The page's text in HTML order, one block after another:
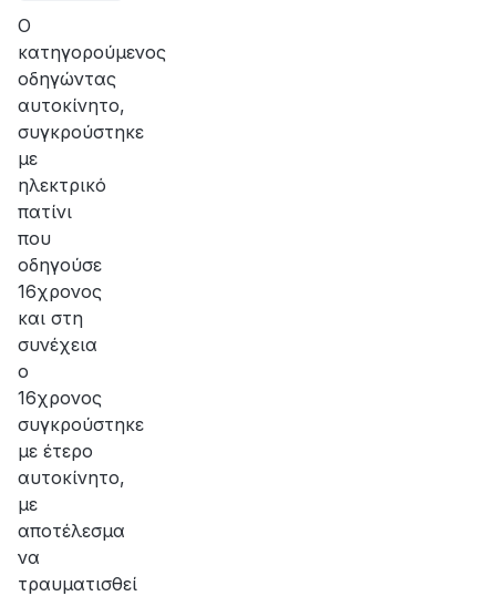
O
κατηγορούμενος
οδηγώντας
αυτοκίνητο,
συγκρούστηκε
με
ηλεκτρικό
πατίνι
που
οδηγούσε
16χρονος
και στη
συνέχεια
ο
16χρονος
συγκρούστηκε
με έτερο
αυτοκίνητο,
με
αποτέλεσμα
να
τραυματισθεί